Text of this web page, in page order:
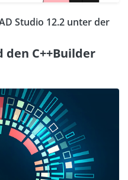
Studio 12.2 unter der
C++Builder